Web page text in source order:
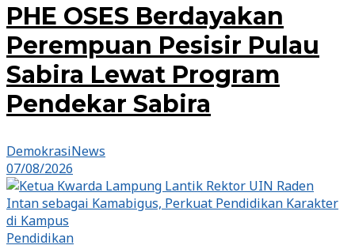
PHE OSES Berdayakan
Perempuan Pesisir Pulau
Sabira Lewat Program
Pendekar Sabira
DemokrasiNews
07/08/2026
Pendidikan